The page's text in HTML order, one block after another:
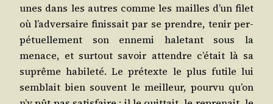
unes dans les autres comme les mailles d’un filet
où l’adversaire finis­sait par se prendre, tenir per­
pé­tuel­le­ment son enne­mi hale­tant sous la
menace, et sur­tout savoir attendre c’était là sa
suprême habi­le­té. Le pré­texte le plus futile lui
sem­blait bien sou­vent le meilleur, pour­vu qu’on